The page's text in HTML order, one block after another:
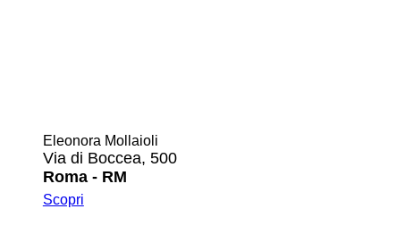
Eleonora Mollaioli
Via di Boccea, 500
Roma - RM
Scopri